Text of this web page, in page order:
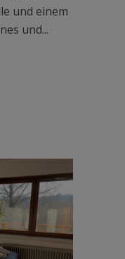
und einem
und